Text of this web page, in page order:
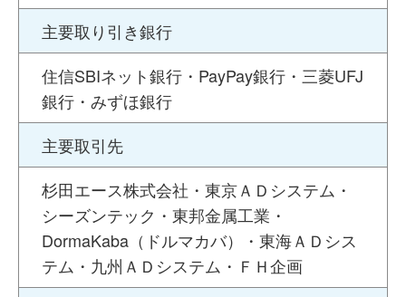
主要取り引き銀行
住信SBIネット銀行・PayPay銀行・三菱UFJ
銀行・みずほ銀行
主要取引先
杉田エース株式会社・東京ＡＤシステム・
シーズンテック・東邦金属工業・
DormaKaba（ドルマカバ）・東海ＡＤシス
テム・九州ＡＤシステム・ＦＨ企画